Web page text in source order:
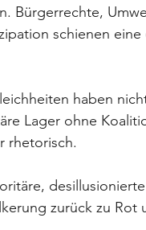
Bürgerrechte,
schienen eine
haben
Lager ohne
rhetorisch.
zurück zu Rot